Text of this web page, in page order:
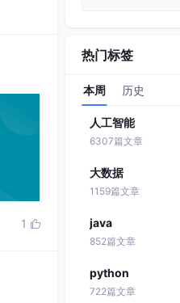
1 
热门标签
本周 历史
人工智能
6307篇文章
大数据
1159篇文章
java
852篇文章
python
722篇文章